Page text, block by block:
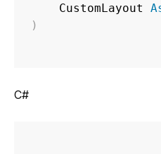
    CustomLayout
)
C#